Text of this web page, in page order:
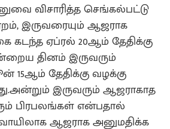
விசாரித்த செங்கல்பட்டு
இருவரையும் ஆஜராக
கடந்த ஏப்ரல் 20ஆம் தேதிக்கு
தினம் இருவரும்
15ஆம் தேதிக்கு வழக்கு
இருவரும் ஆஜராகாத
பிரபலங்கள் என்பதால்
ஆஜராக அனுமதிக்க